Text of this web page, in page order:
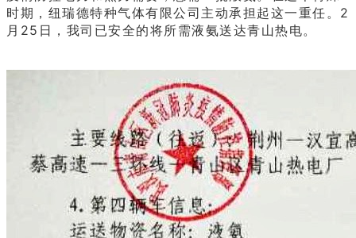
时期，纽瑞德特种气体有限公司主动承担起这一重任。2
月25日，我司已安全的将所需液氨送达青山热电。